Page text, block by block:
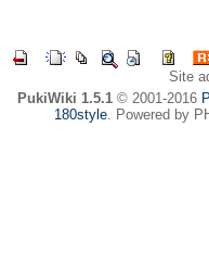
Site
PukiWiki 1.5.1© 2001-2016
180style. Powered by